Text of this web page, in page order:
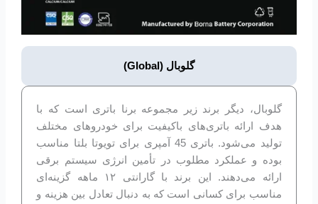
گلوبال (Global)
گلوبال، دیگر برند زیر مجموعه برنا باتری است که با
هدف ارائه باتری‌های باکیفیت برای خودروهای مختلف
تولید می‌شود. باتری 45 آمپری برای تویوتا بلتا مناسب
بوده و عملکرد مطلوب در تأمین انرژی سیستم برقی
ارائه می‌دهند. این برند با گارانتی ۱۲ ماهه گزینه‌ای
مناسب برای کسانی است که به دنبال تعادل بین هزینه و